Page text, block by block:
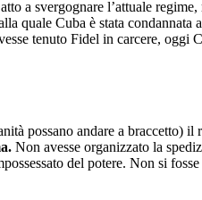
a svergognare l’attuale regime,
quale Cuba è stata condannata
tenuto Fidel in carcere, oggi
possano andare a braccetto)
Non avesse organizzato la
del potere. Non si